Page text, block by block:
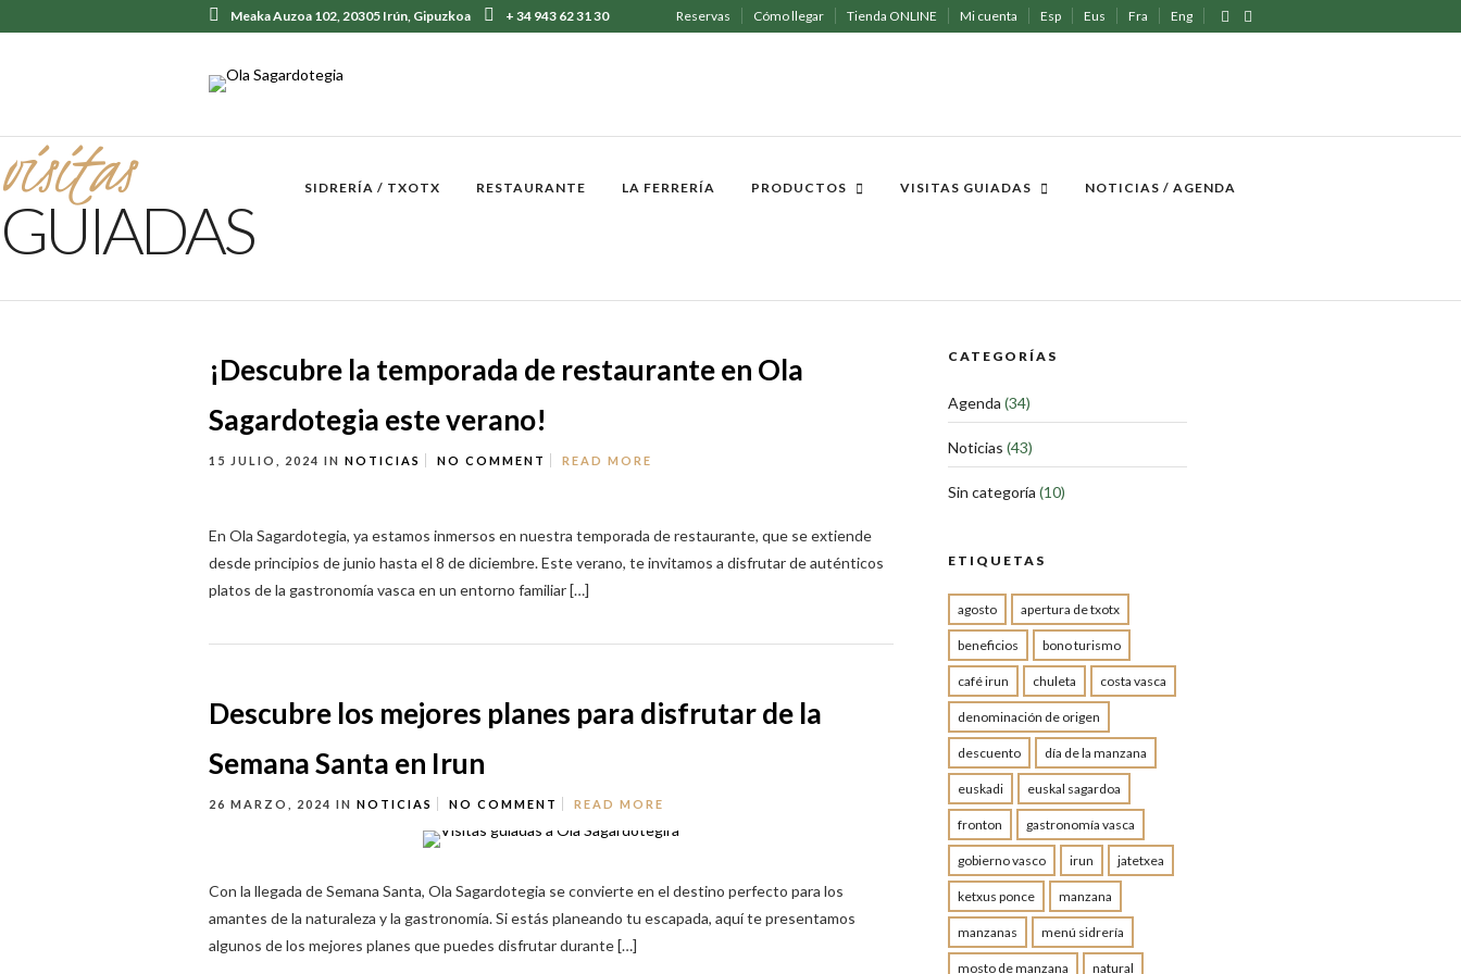
Reservas Cómo llegar Tienda ONLINE Mi cuenta Esp Eus Fra Eng
Meaka Auzoa 102, 20305 Irún, Gipuzkoa + 34 943 62 31 30
SIDRERÍA / TXOTX RESTAURANTE LA FERRERÍA PRODUCTOS VISITAS GUIADAS NOTICIAS / AGENDA
visitas
GUIADAS
¡Descubre la temporada de restaurante en Ola
Sagardotegia este verano!
15 JULIO, 2024 IN NOTICIAS NO COMMENT READ MORE
En Ola Sagardotegia, ya estamos inmersos en nuestra temporada de restaurante, que se extiende
desde principios de junio hasta el 8 de diciembre. Este verano, te invitamos a disfrutar de auténticos
platos de la gastronomía vasca en un entorno familiar […]
Descubre los mejores planes para disfrutar de la
Semana Santa en Irun
26 MARZO, 2024 IN NOTICIAS NO COMMENT READ MORE
Con la llegada de Semana Santa, Ola Sagardotegia se convierte en el destino perfecto para los
amantes de la naturaleza y la gastronomía. Si estás planeando tu escapada, aquí te presentamos
algunos de los mejores planes que puedes disfrutar durante […]
CATEGORÍAS
Agenda (34)
Noticias (43)
Sin categoría (10)
ETIQUETAS
agosto apertura de txotx
beneficios bono turismo
café irun chuleta costa vasca
denominación de origen
descuento día de la manzana
euskadi euskal sagardoa
fronton gastronomía vasca
gobierno vasco irun jatetxea
ketxus ponce manzana
manzanas menú sidrería
mosto de manzana natural